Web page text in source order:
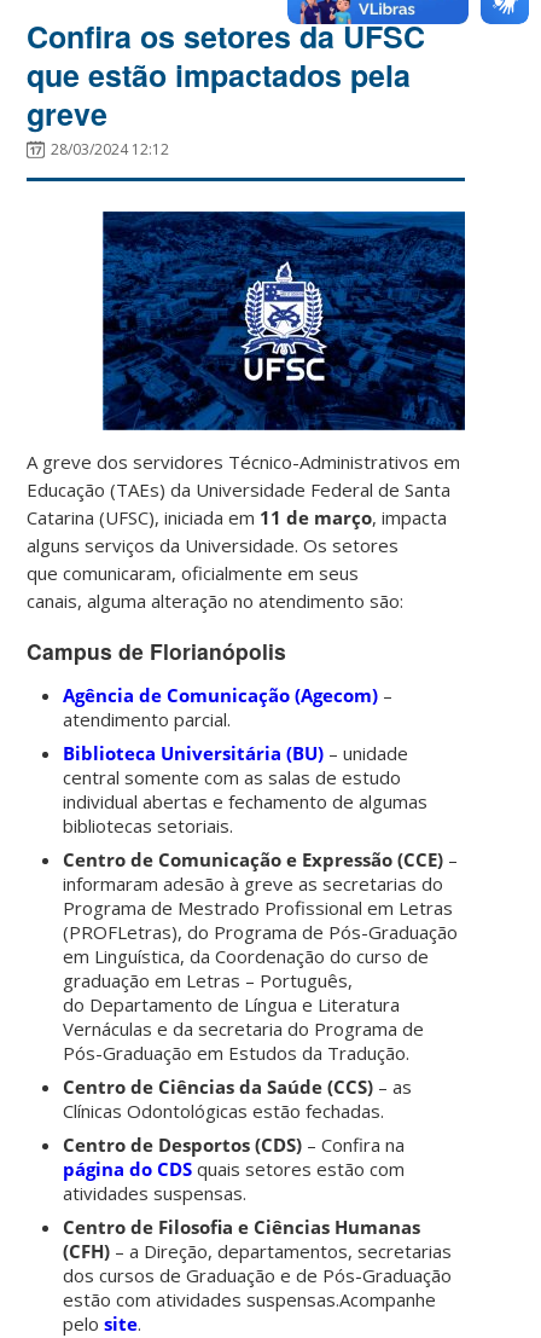
Confira os setores da UFSC
que estão impactados pela
greve
28/03/2024 12:12
A greve dos servidores Técnico-Administrativos em
Educação (TAEs) da Universidade Federal de Santa
Catarina (UFSC), iniciada em 11 de março, impacta
alguns serviços da Universidade.Os setores
que comunicaram, oficialmente em seus
canais, alguma alteração no atendimento são:
Campus de Florianópolis
Agência de Comunicação (Agecom) –
atendimento parcial.
Biblioteca Universitária (BU) – unidade
central somente com as salas de estudo
individual abertas e fechamento de algumas
bibliotecas setoriais.
Centro de Comunicação e Expressão (CCE) –
informaram adesão à greve as secretarias do
Programa de Mestrado Profissional em Letras
(PROFLetras), do Programa de Pós-Graduação
em Linguística, da Coordenação do curso de
graduação em Letras – Português,
do Departamento de Língua e Literatura
Vernáculas e da secretaria do Programa de
Pós-Graduação em Estudos da Tradução.
Centro de Ciências da Saúde (CCS) – as
Clínicas Odontológicas estão fechadas.
Centro de Desportos (CDS) – Confira na
página do CDS quais setores estão com
atividades suspensas.
Centro de Filosofia e Ciências Humanas
(CFH) – a Direção, departamentos, secretarias
dos cursos de Graduação e de Pós-Graduação
estão com atividades suspensas.Acompanhe
pelosite.